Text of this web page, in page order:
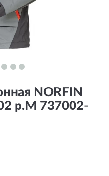
NORFIN
р.M 737002-